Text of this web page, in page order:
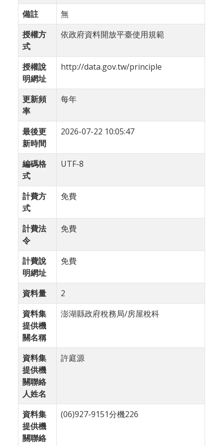
備註
無
授權方
式
依政府資料開放平臺使用規範
授權說
明網址
http://data.gov.tw/principle
更新頻
率
每年
最後更
新時間
2026-07-22 10:05:47
編碼格
式
UTF-8
計費方
式
免費
計費法
令
免費
計費說
明網址
免費
資料量
2
資料集
提供機
關名稱
澎湖縣政府稅務局/房屋稅科
資料集
提供機
關聯絡
人姓名
許庭源
資料集
提供機
關聯絡
(06)927-9151分機226